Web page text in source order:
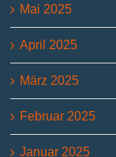
Mai 2025
April 2025
März 2025
Februar 2025
Januar 2025